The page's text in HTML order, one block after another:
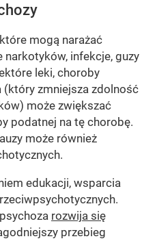
mogą narażać
infekcje, guzy
leki, choroby
(który zmniejsza zdolność
może zwiększać
podatnej na tę chorobę.
może również
edukacji, wsparcia
rozwija się
przebieg